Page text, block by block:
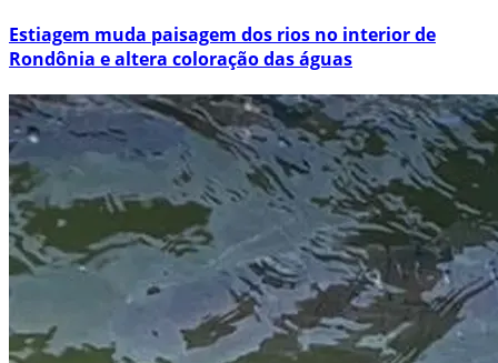
Estiagem muda paisagem dos rios no interior de
Rondônia e altera coloração das águas